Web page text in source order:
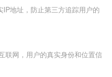
IP地址，防止第三方追踪用户的
联网，用户的真实身份和位置信